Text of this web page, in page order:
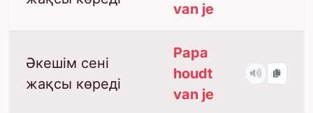
van je
Әкешім сені
жақсы көреді
Papa
houdt
van je